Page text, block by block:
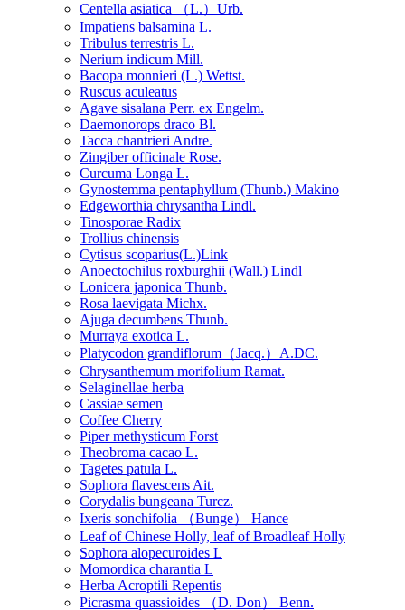
Centella asiatica （L.）Urb.
Impatiens balsamina L.
Tribulus terrestris L.
Nerium indicum Mill.
Bacopa monnieri (L.) Wettst.
Ruscus aculeatus
Agave sisalana Perr. ex Engelm.
Daemonorops draco Bl.
Tacca chantrieri Andre.
Zingiber officinale Rose.
Curcuma Longa L.
Gynostemma pentaphyllum (Thunb.) Makino
Edgeworthia chrysantha Lindl.
Tinosporae Radix
Trollius chinensis
Cytisus scoparius(L.)Link
Anoectochilus roxburghii (Wall.) Lindl
Lonicera japonica Thunb.
Rosa laevigata Michx.
Ajuga decumbens Thunb.
Murraya exotica L.
Platycodon grandiflorum（Jacq.）A.DC.
Chrysanthemum morifolium Ramat.
Selaginellae herba
Cassiae semen
Coffee Cherry
Piper methysticum Forst
Theobroma cacao L.
Tagetes patula L.
Sophora flavescens Ait.
Corydalis bungeana Turcz.
Ixeris sonchifolia （Bunge） Hance
Leaf of Chinese Holly, leaf of Broadleaf Holly
Sophora alopecuroides L
Momordica charantia L
Herba Acroptili Repentis
Picrasma quassioides （D. Don） Benn.